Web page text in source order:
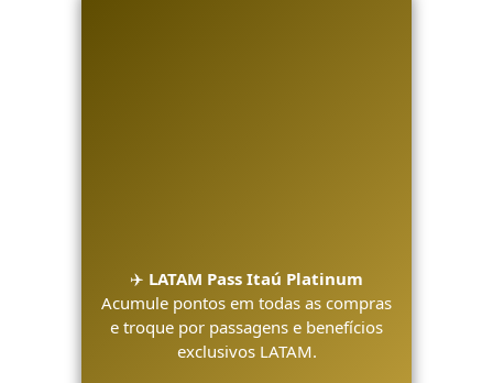
✈️ LATAM Pass Itaú Platinum
Acumule pontos em todas as compras
e troque por passagens e benefícios
exclusivos LATAM.